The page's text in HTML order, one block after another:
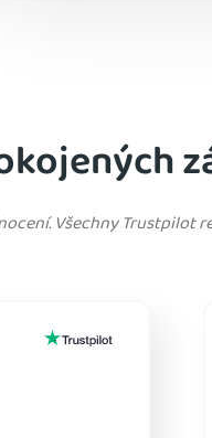
Všechny Trustpilot